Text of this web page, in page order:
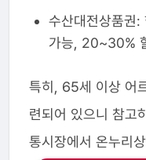
수산대전상품권
가능, 20~30%
특히, 65세 이상 어
련되어 있으니 참고
통시장에서 온누리